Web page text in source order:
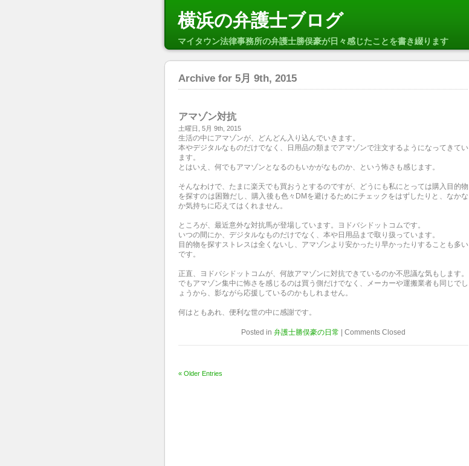
横浜の弁護士ブログ
マイタウン法律事務所の弁護士勝俣豪が日々感じたことを書き綴ります
Archive for 5月 9th, 2015
アマゾン対抗
土曜日, 5月 9th, 2015
生活の中にアマゾンが、どんどん入り込んでいきます。
本やデジタルなものだけでなく、日用品の類までアマゾンで注文するようになってきてい
ます。
とはいえ、何でもアマゾンとなるのもいかがなものか、という怖さも感じます。
そんなわけで、たまに楽天でも買おうとするのですが、どうにも私にとっては購入目的物
を探すのは困難だし、購入後も色々DMを避けるためにチェックをはずしたりと、なかな
か気持ちに応えてはくれません。
ところが、最近意外な対抗馬が登場しています。ヨドバシドットコムです。
いつの間にか、デジタルなものだけでなく、本や日用品まで取り扱っています。
目的物を探すストレスは全くないし、アマゾンより安かったり早かったりすることも多い
です。
正直、ヨドバシドットコムが、何故アマゾンに対抗できているのか不思議な気もします。
でもアマゾン集中に怖さを感じるのは買う側だけでなく、メーカーや運搬業者も同じでし
ょうから、影ながら応援しているのかもしれません。
何はともあれ、便利な世の中に感謝です。
Posted in 弁護士勝俣豪の日常 Comments Closed
« Older Entries